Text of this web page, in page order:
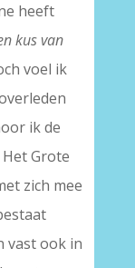
heeft
kus van
voel ik
ik de
Grote
zich mee
vast ook in